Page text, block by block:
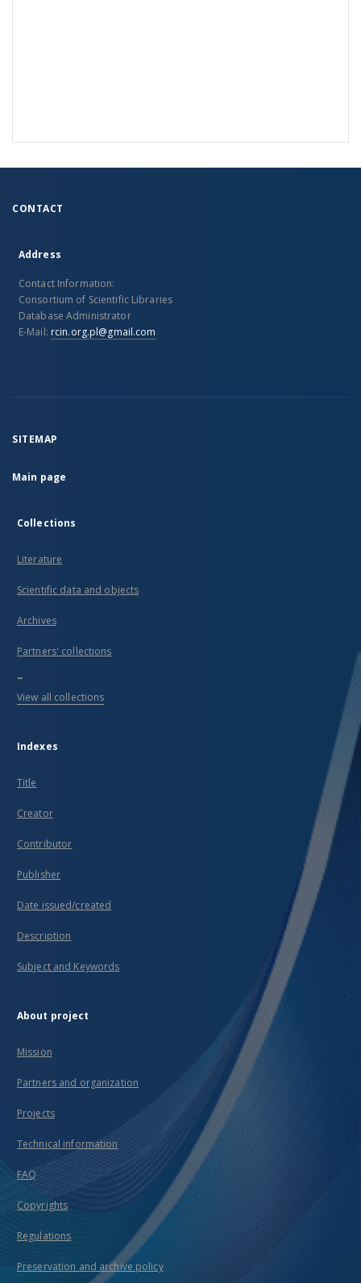
CONTACT
Address
Contact Information:
Consortium of Scientific Libraries
Database Administrator
E-Mail: rcin.org.pl@gmail.com
SITEMAP
Main page
Collections
Literature
Scientific data and objects
Archives
Partners' collections
...
View all collections
Indexes
Title
Creator
Contributor
Publisher
Date issued/created
Description
Subject and Keywords
About project
Mission
Partners and organization
Projects
Technical information
FAQ
Copyrights
Regulations
Preservation and archive policy